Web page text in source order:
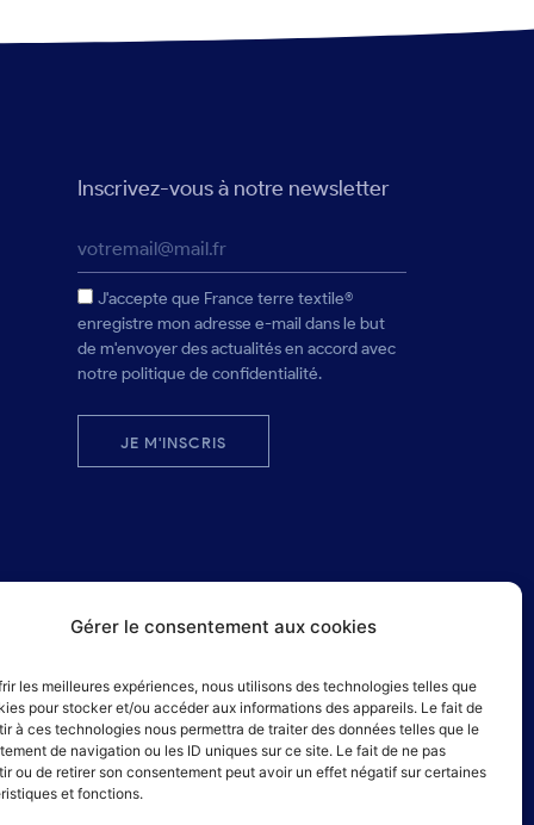
Gérer le consentement aux cookies
les meilleures expériences, nous utilisons des technologies telles que
pour stocker et/ou accéder aux informations des appareils. Le fait de
à ces technologies nous permettra de traiter des données telles que le
de navigation ou les ID uniques sur ce site. Le fait de ne pas
ou de retirer son consentement peut avoir un effet négatif sur certaines
et fonctions.
Inscrivez-vous à notre newsletter
J'accepte que France terre textile®
enregistre mon adresse e-mail dans le but
de m'envoyer des actualités en accord avec
notre politique de confidentialité.
JE M'INSCRIS